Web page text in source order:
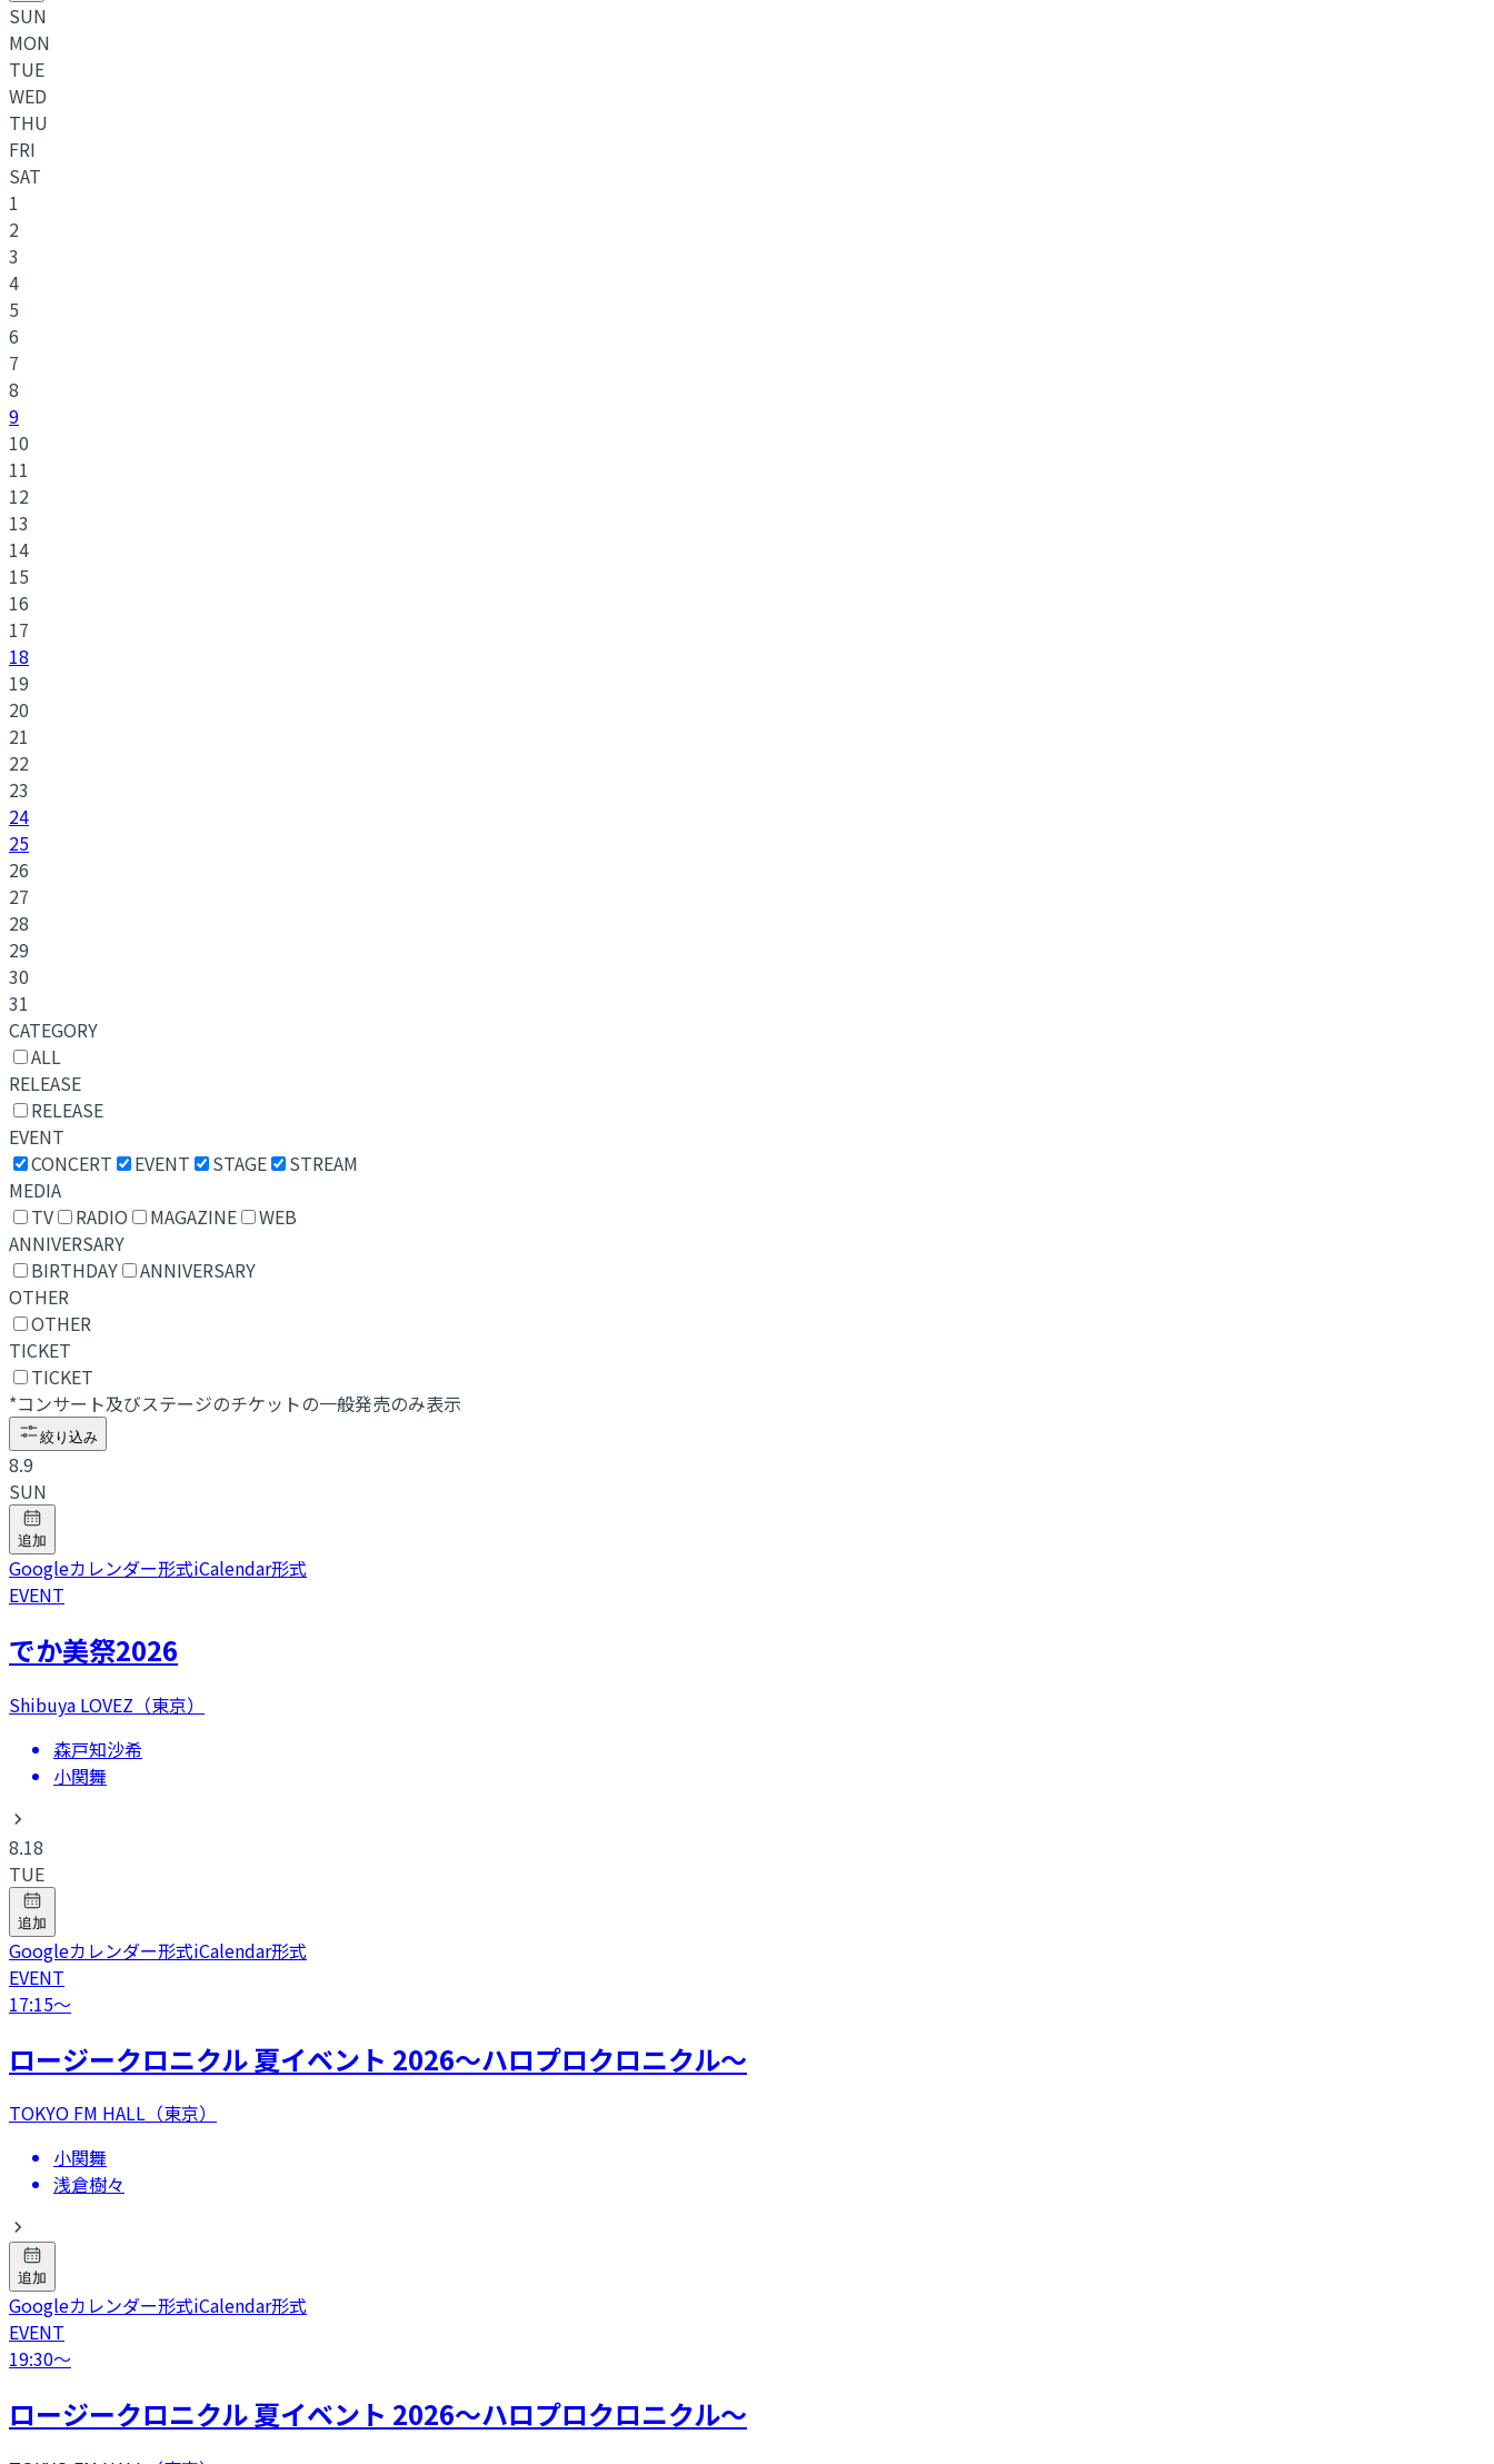
SUN
MON
TUE
WED
THU
FRI
SAT
1
2
3
4
5
6
7
8
9
10
11
12
13
14
15
16
17
18
19
20
21
22
23
24
25
26
27
28
29
30
31
CATEGORY
ALL
RELEASE
RELEASE
EVENT
CONCERT
EVENT STAGE
STREAM
MEDIA
TV
RADIO MAGAZINE
WEB
ANNIVERSARY
BIRTHDAY
ANNIVERSARY
OTHER
OTHER
TICKET
TICKET
*コンサート及びステージのチケットの一般発売のみ表示
絞り込み
8.9
SUN
追加
Googleカレンダー形式iCalendar形式
EVENT
でか美祭2026
Shibuya LOVEZ（東京）
森戸知沙希
小関舞
8.18
TUE
追加
Googleカレンダー形式iCalendar形式
EVENT
17:15〜
ロージークロニクル 夏イベント 2026～ハロプロクロニクル～
TOKYO FM HALL（東京）
小関舞
浅倉樹々
追加
Googleカレンダー形式iCalendar形式
EVENT
19:30〜
ロージークロニクル 夏イベント 2026～ハロプロクロニクル～